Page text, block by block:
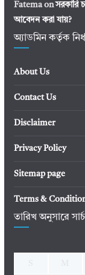
Fatemaonসরকারি
আবেদন করা যায়?
অ্যাডমিন কর্তৃক
About Us
Contact Us
Disclaimer
Privacy Policy
Sitemap page
Terms &
তারিখ অনুসারে